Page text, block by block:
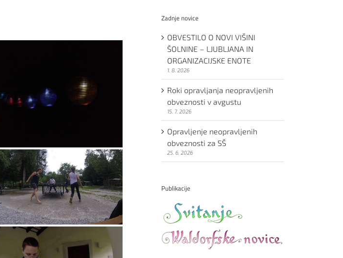
Zadnje novice
OBVESTILO O NOVI VIŠINI
ŠOLNINE – LJUBLJANA IN
ORGANIZACIJSKE ENOTE
1. 8. 2026
Roki opravljanja neopravljenih
obveznosti v avgustu
15. 7. 2026
Opravljenje neopravljenih
obveznosti za SŠ
25. 6. 2026
Publikacije